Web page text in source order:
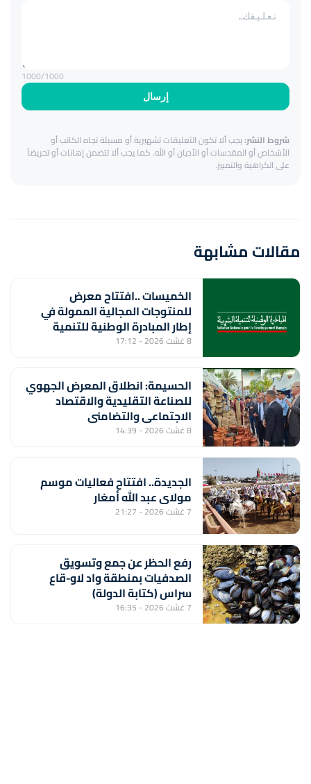
إرسال
1000/1000
شروط النشر:يجب ألا تكون التعليقات تشهيرية أو مسيئة تجاه الكاتب أو
الأشخاص أو المقدسات أو الأديان أو الله. كما يجب ألا تتضمن إهانات أو تحريضاً
على الكراهية والتمييز.
مقالات مشابهة
الخميسات ..افتتاح معرض
للمنتوجات المجالية الممولة في
إطار المبادرة الوطنية للتنمية
البشرية
8 غشت 2026 - 17:12
الحسيمة: انطلاق المعرض الجهوي
للصناعة التقليدية والاقتصاد
الاجتماعي والتضامني
8 غشت 2026 - 14:39
الجديدة.. افتتاح فعاليات موسم
مولاي عبد الله أمغار
7 غشت 2026 - 21:27
رفع الحظر عن جمع وتسويق
الصدفيات بمنطقة واد لاو-قاع
سراس (كتابة الدولة)
7 غشت 2026 - 16:35